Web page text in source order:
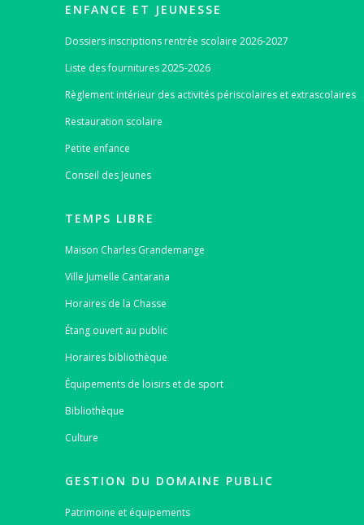
ENFANCE ET JEUNESSE
Dossiers inscriptions rentrée scolaire 2026-2027
Liste des fournitures 2025-2026
Règlement intérieur des activités périscolaires et extrascolaires
Restauration scolaire
Petite enfance
Conseil des Jeunes
TEMPS LIBRE
Maison Charles Grandemange
Ville Jumelle Cantarana
Horaires de la Chasse
Étang ouvert au public
Horaires bibliothèque
Équipements de loisirs et de sport
Bibliothèque
Culture
GESTION DU DOMAINE PUBLIC
Patrimoine et équipements